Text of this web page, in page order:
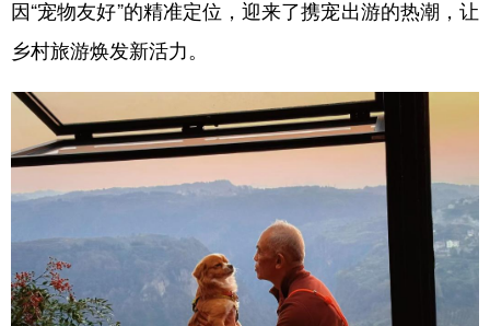
地方频道
河北
辽宁 吉林 上海 江苏
浙江 安徽 江西
山东 河南 湖北
广东 广西 海南
因“宠物友好”的精准定位，迎来了携宠出游的热潮，让
乡村旅游焕发新活力。